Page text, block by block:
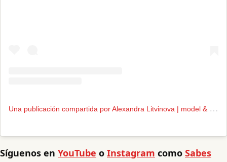
U
na publicación compartida por Alexandra Litvinova | model & 🐶 mama (@litvinova_alexandra)
Síguenos en YouTube o Instagram como Sabes